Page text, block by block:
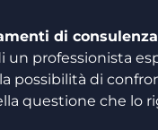
di consulenza
professionista
di
questione che lo